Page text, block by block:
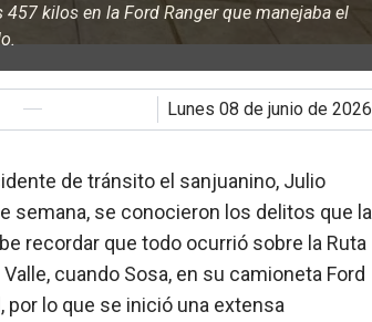
kilos en la Ford Ranger que manejaba el
lunes 08 de junio de 2026
de tránsito el sanjuanino, Julio
semana, se conocieron los delitos que la
recordar que todo ocurrió sobre la Ruta
cuando Sosa, en su camioneta Ford
por lo que se inició una extensa